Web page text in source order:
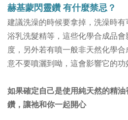
赫基蒙閃靈鑽有什麼禁忌？
建議洗澡的時候要拿掉，洗澡時
浴乳洗髮精等，這些化學合成品
度，另外若有噴一般非天然化學
意不要噴灑到呦，這會影響它的功
如果確定自己是使用純天然的精
鑽，讓祂和你一起開心